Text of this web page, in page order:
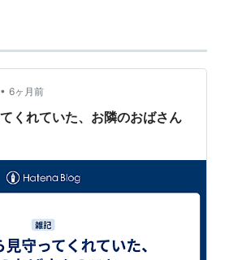
• 6ヶ月前
くれていた、お隣のおばさん